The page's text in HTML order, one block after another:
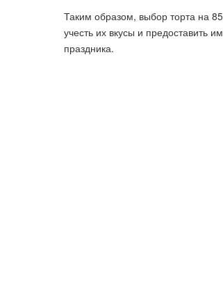
Таким образом, выбор торта на
учесть их вкусы и предоставить
праздника.